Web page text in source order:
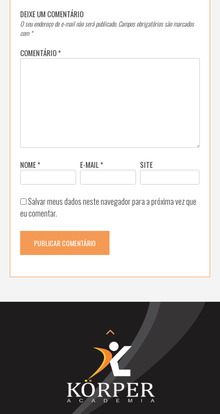
DEIXE UM COMENTÁRIO
O seu endereço de e-mail não será publicado. Campos obrigatórios são marcados
com*
COMENTÁRIO*
NOME* E-MAIL* SITE
Salvar meus dados neste navegador para a próxima vez que
eu comentar.